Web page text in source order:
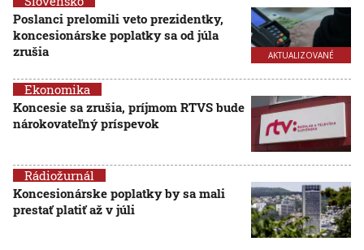
AKTUALIZOVANÉ
Poslanci prelomili veto prezidentky,
koncesionárske poplatky sa od júla
zrušia
Ekonomika
Koncesie sa zrušia, príjmom RTVS bude
nárokovateľný príspevok
Rádiožurnál
Koncesionárske poplatky by sa mali
prestať platiť až v júli